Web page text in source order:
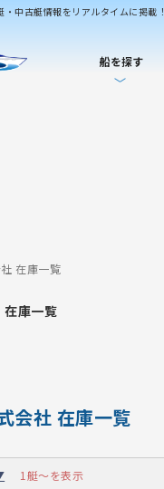
中古艇情報をリアルタイムに掲載！
船を探す
在庫一覧
在庫一覧
会社 在庫一覧
1艇～を表示